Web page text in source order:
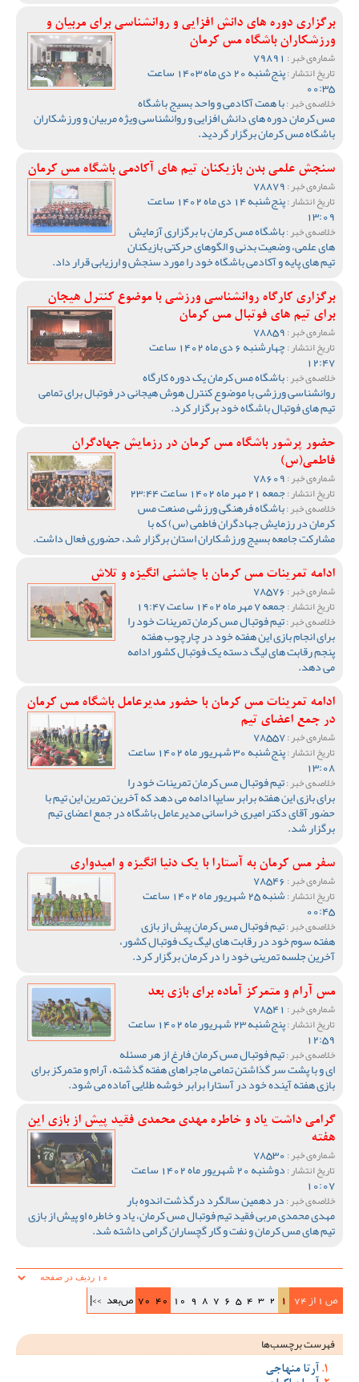
برگزاری دوره های دانش افزایی و روانشناسی برای مربیان و
ورزشکاران باشگاه مس کرمان
شماره‌ی خبر :
تاریخ انتشار : پنج‌شنبه 20 دی ماه 1403 ساعت
00:35
خلاصه‌ی خبر :با همت آکادمی و واحد بسیج باشگاه
مس کرمان دوره های دانش افزایی و روانشناسی ویژه مربیان و ورزشکاران
باشگاه مس کرمان برگزار گردید.
سنجش علمی بدن بازیکنان تیم های آکادمی باشگاه مس کرمان
شماره‌ی خبر :
تاریخ انتشار : پنج‌شنبه 14 دی ماه 1402 ساعت
13:09
خلاصه‌ی خبر :باشگاه مس کرمان با برگزاری آزمایش
های علمی، وضعیت بدنی و الگوهای حرکتی بازیکنان
تیم های پایه و آکادمی باشگاه خود را مورد سنجش و ارزیابی قرار داد.
برگزاری کارگاه روانشناسی ورزشی با موضوع کنترل هیجان
برای تیم های فوتبال مس کرمان
شماره‌ی خبر :
تاریخ انتشار : چهارشنبه 6 دی ماه 1402 ساعت
12:47
خلاصه‌ی خبر :باشگاه مس کرمان یک دوره کارگاه
روانشناسی ورزشی با موضوع کنترل هوش هیجانی در فوتبال برای تمامی
تیم های فوتبال باشگاه خود برگزار کرد.
حضور پرشور باشگاه مس کرمان در رزمایش جهادگران
فاطمی(س)
شماره‌ی خبر :
تاریخ انتشار :جمعه 21 مهر ماه 1402 ساعت 23:44
خلاصه‌ی خبر :باشگاه فرهنگی ورزشی صنعت مس
کرمان در رزمایش جهادگران فاطمی (س) که با
مشارکت جامعه بسیج ورزشکاران استان برگزار شد، حضوری فعال داشت.
ادامه تمرینات مس کرمان با چاشنی انگیزه و تلاش
شماره‌ی خبر :
تاریخ انتشار :جمعه 7 مهر ماه 1402 ساعت 19:47
خلاصه‌ی خبر :تیم فوتبال مس کرمان تمرینات خود را
برای انجام بازی این هفته خود در چارچوب هفته
پنجم رقابت های لیگ دسته یک فوتبال کشور ادامه
می دهد.
ادامه تمرینات مس کرمان با حضور مدیرعامل باشگاه مس کرمان
در جمع اعضای تیم
شماره‌ی خبر :
تاریخ انتشار : پنج‌شنبه 30 شهریور ماه 1402 ساعت
13:08
خلاصه‌ی خبر :تیم فوتبال مس کرمان تمرینات خود را
برای بازی این هفته برابر سایپا ادامه می دهد که آخرین تمرین این تیم با
حضور آقای دکتر امیری خراسانی مدیرعامل باشگاه در جمع اعضای تیم
برگزار شد.
سفر مس کرمان به آستارا با یک دنیا انگیزه و امیدواری
شماره‌ی خبر :
تاریخ انتشار : شنبه 25 شهریور ماه 1402 ساعت
00:45
خلاصه‌ی خبر :تیم فوتبال مس کرمان پیش از بازی
هفته سوم خود در رقابت های لیگ یک فوتبال کشور،
آخرین جلسه تمرینی خود را در کرمان برگزار کرد.
مس آرام و متمرکز آماده برای بازی بعد
شماره‌ی خبر :
تاریخ انتشار : پنج‌شنبه 23 شهریور ماه 1402 ساعت
12:59
خلاصه‌ی خبر :تیم فوتبال مس کرمان فارغ از هر مسئله
ای و با پشت سر گذاشتن تمامی ماجراهای هفته گذشته، آرام و متمرکز برای
بازی هفته آینده خود در آستارا برابر خوشه طلایی آماده می شود.
گرامی داشت یاد و خاطره مهدی محمدی فقید پیش از بازی این
هفته
شماره‌ی خبر :
تاریخ انتشار : دوشنبه 20 شهریور ماه 1402 ساعت
10:07
خلاصه‌ی خبر :در دهمین سالگرد درگذشت اندوه بار
مهدی محمدی مربی فقید تیم فوتبال مس کرمان، یاد و خاطره او پیش از بازی
تیم های مس کرمان و نفت و گار گچساران گرامی داشته شد.
ص 1 از 74 1
2
3
4
5
6
7
8
9
10
40
70 ص‌بعد >>|
فهرست برچسب‌ها
آرتا منهاجی